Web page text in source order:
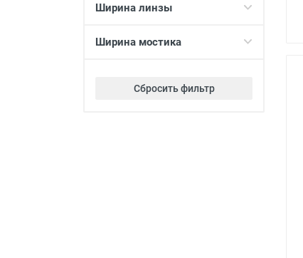
Ширина линзы
Ширина мостика
Сбросить фильтр